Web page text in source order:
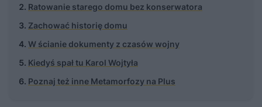
Ratowanie starego domu bez konserwatora
Zachować historię domu
W ścianie dokumenty z czasów wojny
Kiedyś spał tu Karol Wojtyła
Poznaj też inne Metamorfozy na Plus